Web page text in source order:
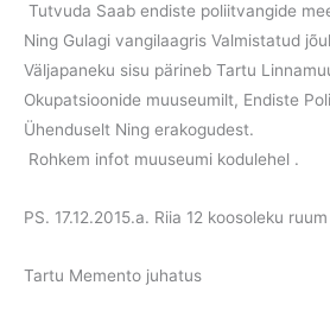
Tutvuda Saab endiste poliitvangide
Ning Gulagi vangilaagris Valmistatud
Väljapaneku sisu pärineb Tartu
Okupatsioonide muuseumilt, Endiste
Ühenduselt Ning erakogudest.
Rohkem infot muuseumi kodulehel .
PS. 17.12.2015.a. Riia 12 koosoleku
Tartu Memento juhatus